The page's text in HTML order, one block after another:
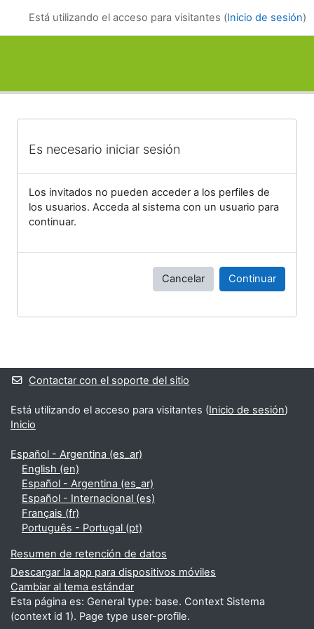
Está utilizando el acceso para visitantes (Inicio de sesión)
Es necesario iniciar sesión
Los invitados no pueden acceder a los perfiles de
los usuarios. Acceda al sistema con un usuario para
continuar.
Cancelar Continuar
Bloques suplementarios
Contactar con el soporte del sitio
Está utilizando el acceso para visitantes (Inicio de sesión)
Inicio
Español - Argentina ‎(es_ar)‎
English ‎(en)‎
Español - Argentina ‎(es_ar)‎
Español - Internacional ‎(es)‎
Français ‎(fr)‎
Português - Portugal ‎(pt)‎
Resumen de retención de datos
Descargar la app para dispositivos móviles
Cambiar al tema estándar
Esta página es: General type: base. Context Sistema
(context id 1). Page type user-profile.